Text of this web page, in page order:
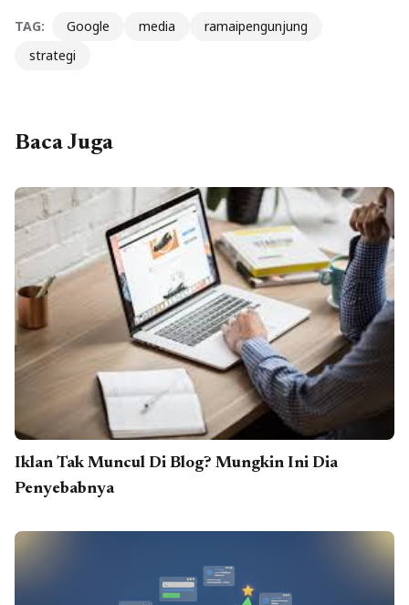
TAG: Google media
ramaipengunjung
strategi
Baca Juga
Iklan Tak Muncul Di Blog? Mungkin Ini Dia
Penyebabnya